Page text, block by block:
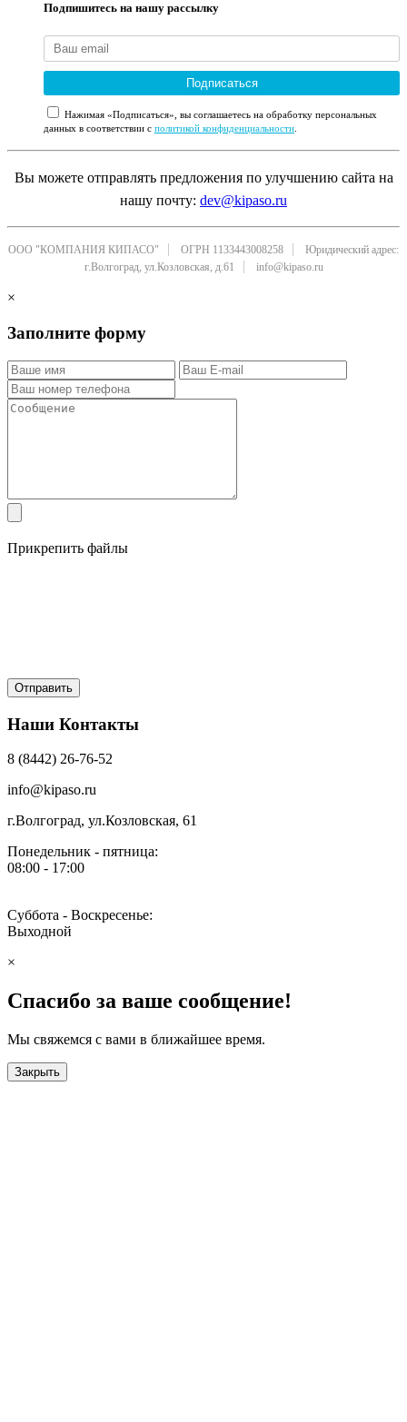
Подпишитесь на нашу рассылку
Подписаться
Нажимая «Подписаться», вы соглашаетесь на обработку персональных
данных в соответствии с политикой конфиденциальности.
Вы можете отправлять предложения по улучшению сайта на
нашу почту: dev@kipaso.ru
ООО "КОМПАНИЯ КИПАСО" ОГРН 1133443008258
Юридический адрес:
г.Волгоград, ул.Козловская, д.61
info@kipaso.ru
×
Заполните форму
Прикрепить файлы
Наши Контакты
8 (8442) 26-76-52
info@kipaso.ru
г.Волгоград, ул.Козловская, 61
Понедельник - пятница:
08:00 - 17:00
Суббота - Воскресенье:
Выходной
×
Спасибо за ваше сообщение!
Мы свяжемся с вами в ближайшее время.
Закрыть